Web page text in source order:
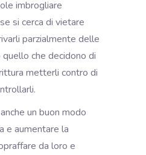
imbrogliare
si cerca di vietare
parzialmente delle
che decidono di
metterli contro di
un buon modo
e aumentare la
da loro e